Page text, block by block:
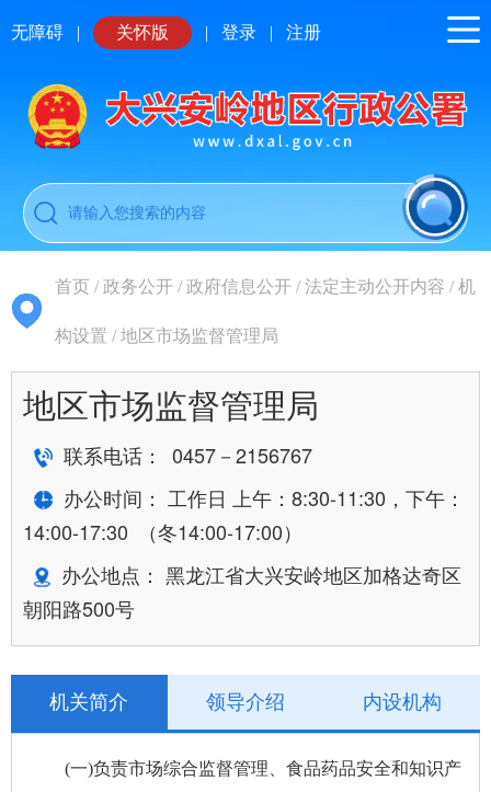
无障碍 | 关怀版 | 登录 | 注册
首页 /政务公开 /政府信息公开 /法定主动公开内容 /机
构设置 /地区市场监督管理局
地区市场监督管理局
联系电话： 0457－2156767
办公时间： 工作日 上午：8:30-11:30，下午：
14:00-17:30 （冬14:00-17:00）
办公地点： 黑龙江省大兴安岭地区加格达奇区
朝阳路500号
机关简介 领导介绍 内设机构
(一)负责市场综合监督管理、食品药品安全和知识产